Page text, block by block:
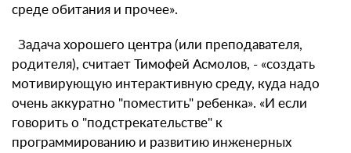
среде обитания и прочее».
Задача хорошего центра (или преподавателя,
родителя), считает Тимофей Асмолов, - «создать
мотивирующую интерактивную среду, куда надо
очень аккуратно "поместить" ребенка». «И если
говорить о "подстрекательстве" к
программированию и развитию инженерных